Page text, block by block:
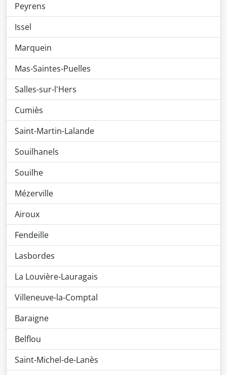
Peyrens
Issel
Marquein
Mas-Saintes-Puelles
Salles-sur-l'Hers
Cumiès
Saint-Martin-Lalande
Souilhanels
Souilhe
Mézerville
Airoux
Fendeille
Lasbordes
La Louvière-Lauragais
Villeneuve-la-Comptal
Baraigne
Belflou
Saint-Michel-de-Lanès